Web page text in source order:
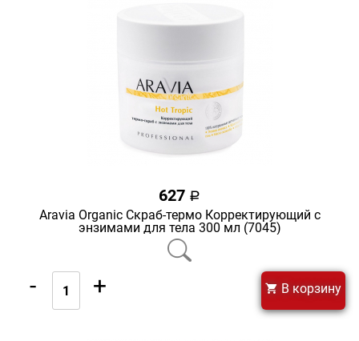
627 a
Aravia Organic Скраб-термо Корректирующий с
энзимами для тела 300 мл (7045)
- + В корзину